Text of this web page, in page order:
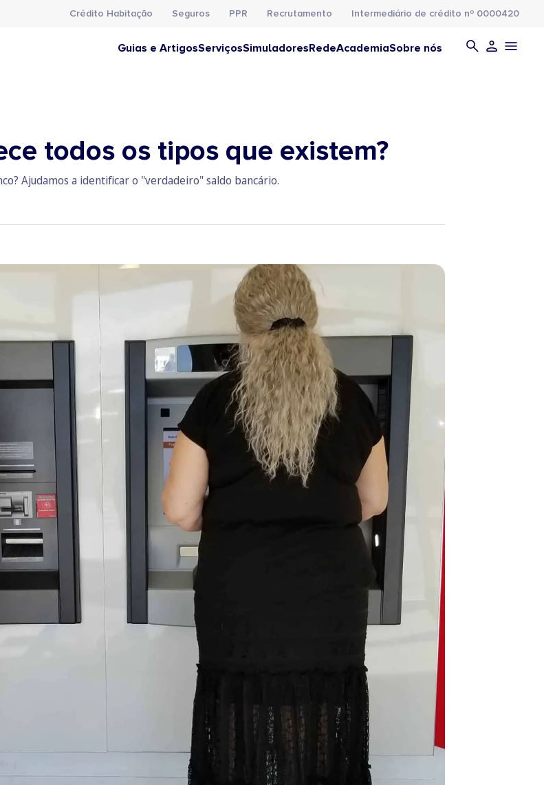
Crédito Habitação Seguros PPR Recrutamento Intermediário de crédito nº 0000420
Guias e ArtigosServiçosSimuladoresRedeAcademiaSobre nós
todos os tipos que existem?
Ajudamos a identificar o "verdadeiro" saldo bancário.